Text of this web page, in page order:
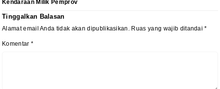
Kendaraan Milik Pemprov
Tinggalkan Balasan
Alamat email Anda tidak akan dipublikasikan. Ruas yang wajib ditandai*
Komentar *